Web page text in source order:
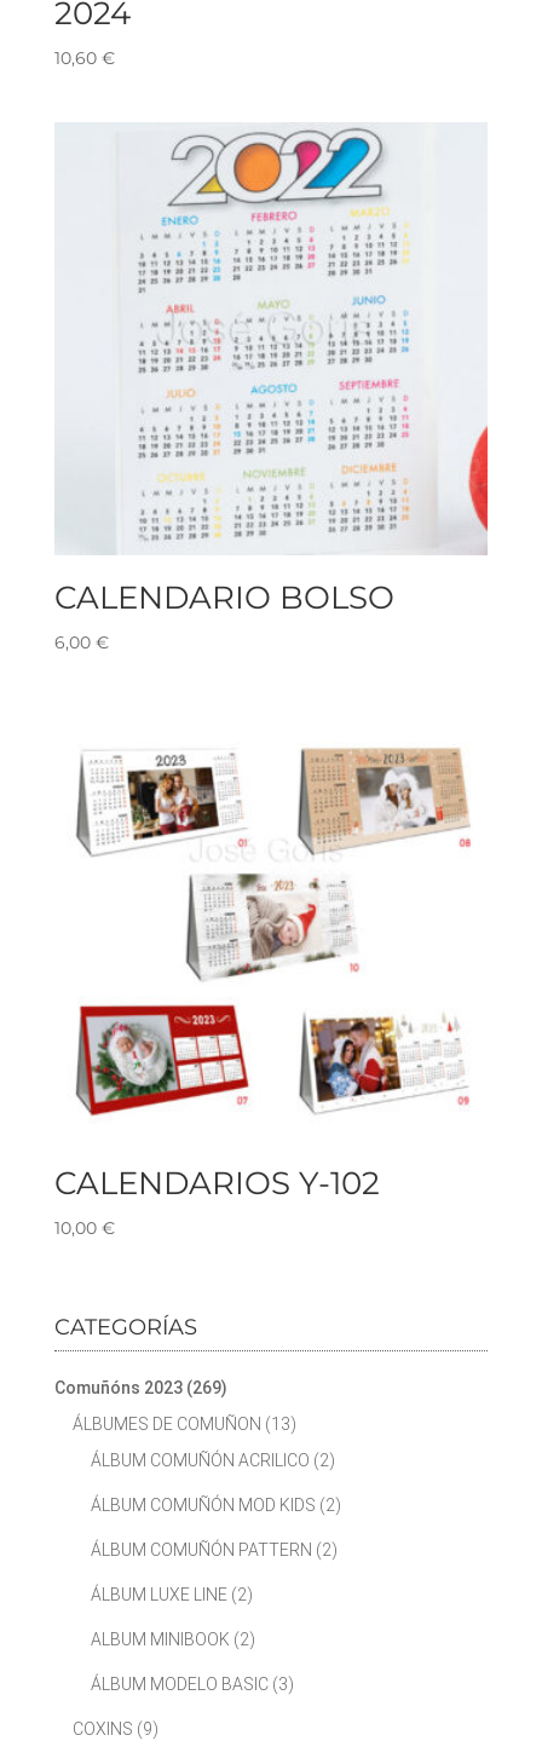
2024
10,60 €
CALENDARIO BOLSO
6,00 €
CALENDARIOS Y-102
10,00 €
CATEGORÍAS
Comuñóns 2023 (269)
ÁLBUMES DE COMUÑON (13)
ÁLBUM COMUÑÓN ACRILICO (2)
ÁLBUM COMUÑÓN MOD KIDS (2)
ÁLBUM COMUÑÓN PATTERN (2)
ÁLBUM LUXE LINE (2)
ALBUM MINIBOOK (2)
ÁLBUM MODELO BASIC (3)
COXINS (9)